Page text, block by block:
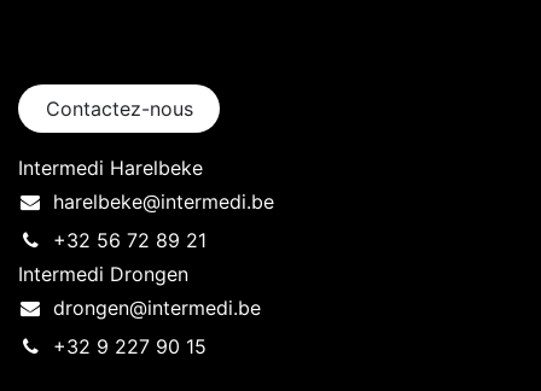
Contactez-nous
Intermedi Harelbeke
harelbeke@intermedi.be
+32 56 72 89 21
Intermedi Drongen
drongen@intermedi.be
+32 9 227 90 15